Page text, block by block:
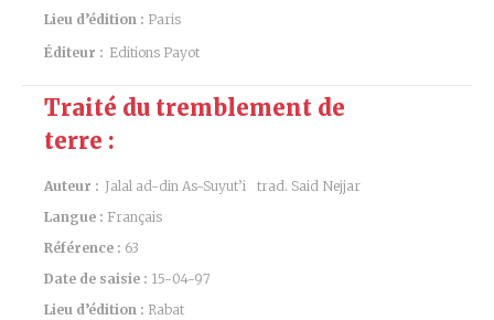
Lieu d’édition : Paris
Éditeur : Editions Payot
Traité du tremblement de
terre :
Auteur : Jalal ad-din As-Suyut’i
trad. Said Nejjar
Langue : Français
Référence : 63
Date de saisie : 15-04-97
Lieu d’édition : Rabat